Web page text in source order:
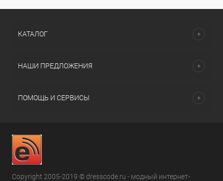
КАТАЛОГ
НАШИ ПРЕДЛОЖЕНИЯ
ПОМОЩЬ И СЕРВИСЫ
Copyright 2005-2019 © dresscode.ru - модный интернет-